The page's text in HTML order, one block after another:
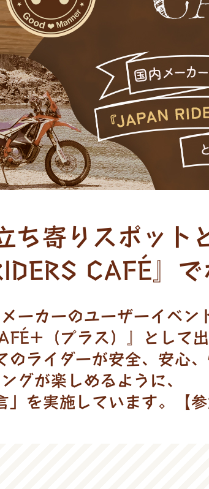
ち寄りスポット
CAFÉ』
ーカーのユーザーイベン
（プラス）』として出
のライダーが安全、安心
グが楽しめるように、
」を実施しています。【参